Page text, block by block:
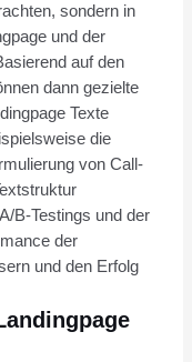
sondern in
und der
auf den
dann gezielte
Texte
die
von Call-
B-Testings und der
der
und den Erfolg